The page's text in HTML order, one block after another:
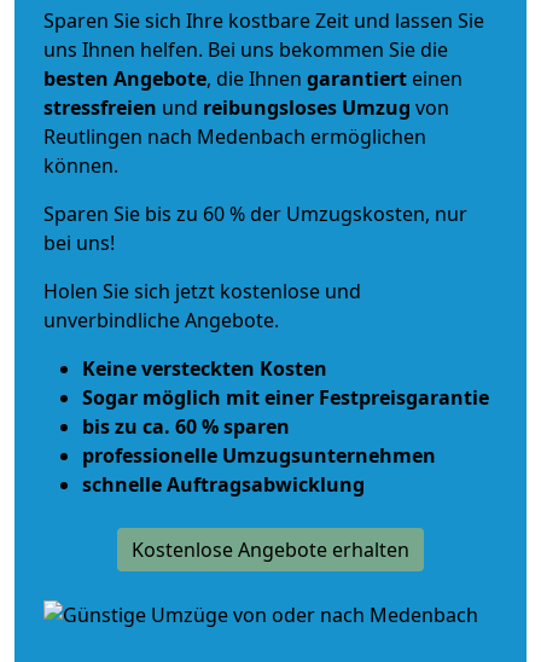
Sparen Sie sich Ihre kostbare Zeit und lassen Sie
uns Ihnen helfen. Bei uns bekommen Sie die
besten Angebote, die Ihnen garantiert einen
stressfreien und reibungsloses Umzug von
Reutlingen nach Medenbach ermöglichen
können.
Sparen Sie bis zu 60 % der Umzugskosten, nur
bei uns!
Holen Sie sich jetzt kostenlose und
unverbindliche Angebote.
Keine versteckten Kosten
Sogar möglich mit einer Festpreisgarantie
bis zu ca. 60 % sparen
professionelle Umzugsunternehmen
schnelle Auftragsabwicklung
Kostenlose Angebote erhalten